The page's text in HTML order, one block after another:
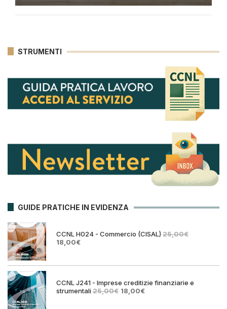
STRUMENTI
GUIDE PRATICHE IN EVIDENZA
CCNL H024 - Commercio (CISAL) 25,00€
Il
era:
18,00€Il
è:
CCNL J241 - Imprese creditizie finanziarie e
strumentali25,00€ Il18,00€Il